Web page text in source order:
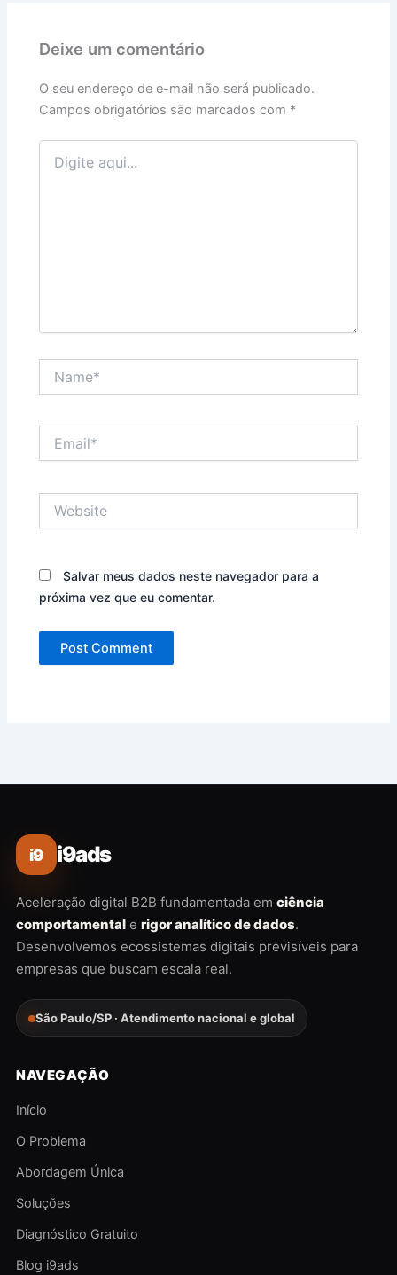
Deixe um comentário
O seu endereço de e-mail não será publicado.
Campos obrigatórios são marcados com *
Digite
aqui...
Salvar meus dados neste navegador para a
próxima vez que eu comentar.
i9 i9ads
Aceleração digital B2B fundamentada em ciência
comportamental e rigor analítico de dados.
Desenvolvemos ecossistemas digitais previsíveis para
empresas que buscam escala real.
São Paulo/SP · Atendimento nacional e global
NAVEGAÇÃO
Início
O Problema
Abordagem Única
Soluções
Diagnóstico Gratuito
Blog i9ads